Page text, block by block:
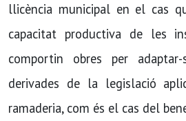
llicència municipal en el cas
capacitat productiva de les
comportin obres per
derivades de la legislació
ramaderia, com és el cas del